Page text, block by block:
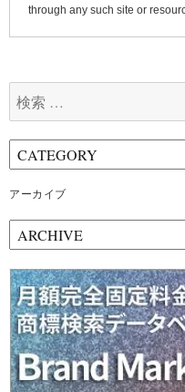
through any such site or
索:
アーカイブ
ー
カ
イ
ブ